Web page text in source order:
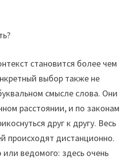
становится более чем
выбор также не
смысле слова. Они
расстоянии, и по законам
друг к другу. Весь
происходят дистанционно.
ведомого: здесь очень